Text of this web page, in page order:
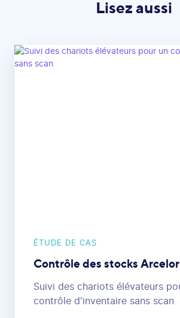
Lisez aussi
ÉTUDE DE CAS
Contrôle des stocks
Suivi des chariots élévateurs
contrôle d'inventaire sans scan